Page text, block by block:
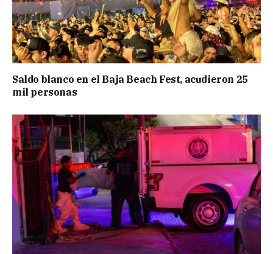
Saldo blanco en el Baja Beach Fest, acudieron 25
mil personas